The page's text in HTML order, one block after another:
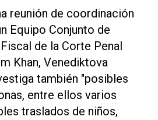
reunión de coordinación
Equipo Conjunto de
de la Corte Penal
Khan, Venediktova
también "posibles
entre ellos varios
traslados de niños,